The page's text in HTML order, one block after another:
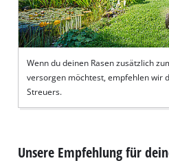
Wenn du deinen Rasen zusätzlich
versorgen möchtest, empfehlen wir
Streuers.
Unsere Empfehlung für